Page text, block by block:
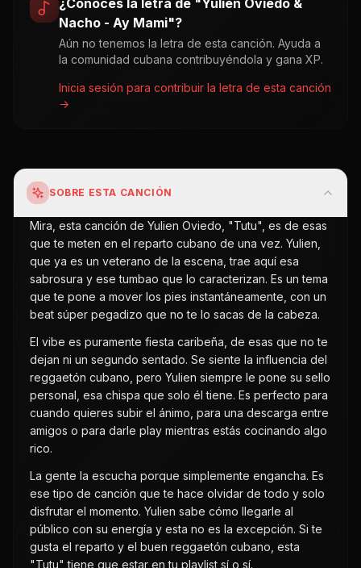
¿Conoces la letra de "Yulien Oviedo &
Nacho - Ay Mami"?
Aún no tenemos la letra de esta canción. Ayuda a
la comunidad cubana contribuyéndola y gana XP.
Inicia sesión para contribuir la letra de esta canción
→
SOBRE ESTA CANCIÓN
Mira, esta canción de Yulien Oviedo, "Tutu", es de esas
que te meten en el reparto cubano de una vez. Yulien,
que ya es un veterano de la escena, trae aquí esa
sabrosura y ese tumbao que lo caracterizan. Es un tema
que te pone a mover los pies instantáneamente, con un
beat súper pegadizo que no te lo sacas de la cabeza.
El vibe es puramente fiesta caribeña, de esas que no te
dejan ni un segundo sentado. Se siente la influencia del
reggaetón cubano, pero Yulien siempre le pone su sello
personal, esa chispa que solo él tiene. Es perfecto para
cuando quieres subir el ánimo, para una descarga entre
amigos o para darle play mientras estás cocinando algo
rico.
La gente la escucha porque simplemente engancha. Es
ese tipo de canción que te hace olvidar de todo y solo
disfrutar el momento. Yulien sabe cómo llegarle al
público con su energía y esta no es la excepción. Si te
gusta el reparto y el buen reggaetón cubano, esta
"Tutu" tiene que estar en tu playlist sí o sí.